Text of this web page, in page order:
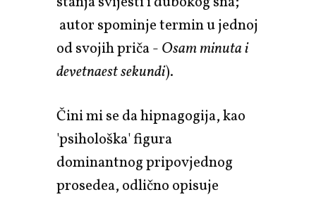
autor spominje termin u jednoj
od svojih priča - Osam minuta i
devetnaest sekundi).
Čini mi se da hipnagogija, kao
'psihološka' figura
dominantnog pripovjednog
prosedea, odlično opisuje